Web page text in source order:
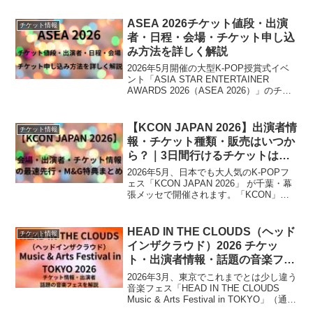
で先行販売の情報は公開され...
チケット情報
ASEA 2026チケット値段・出演
者・日程・会場・チケット申し込
み方法を詳しく解説
2026年5月開催の大型K-POP授賞式イベ
ント「ASIA STAR ENTERTAINER
AWARDS 2026（ASEA 2026）」のチケ
日（日）、会場...
チケット情報
【KCON JAPAN 2026】出演者情
報・チケット種類・販売はいつか
ら？｜3日間行けるチケットはあ
るの？
2026年5月、日本でも大人気のK-POPフ
ェス「KCON JAPAN 2026」 が千葉・幕
張メッセで開催されます。「KCON」
型のブースや韓国グルメ、ビューティー
体...
チケット情報
HEAD IN THE CLOUDS（ヘッド
インザクラウド）2026 チケッ
ト・出演者情報・話題の音楽フェ
スを解説
2026年3月、東京でこれまでとは少し違う
音楽フェス「HEAD IN THE CLOUDS
Music & Arts Festival in TOKYO」（通